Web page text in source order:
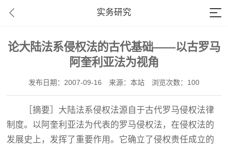
实务研究
论大陆法系侵权法的古代基础——以古罗马
阿奎利亚法为视角
发布日期：2007-09-16 来源：本站 浏览次数：100
［摘要］大陆法系侵权法源自于古代罗马侵权法律
制度。以阿奎利亚法为代表的罗马侵权法，在侵权法的
发展史上，发挥了重要作用。它确立了侵权责任成立的